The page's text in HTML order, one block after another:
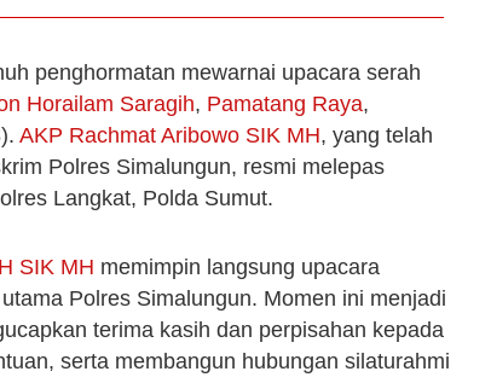
penghormatan mewarnai upacara serah
Horailam Saragih, Pamatang Raya,
AKP Rachmat Aribowo SIK MH, yang telah
Polres Simalungun, resmi melepas
Langkat, Polda Sumut.
SIK MH memimpin langsung upacara
Polres Simalungun. Momen ini menjadi
terima kasih dan perpisahan kepada
serta membangun hubungan silaturahmi